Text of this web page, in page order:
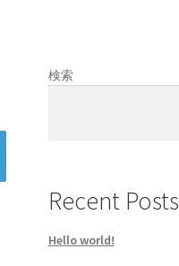
検索
Recent Posts
Hello world!